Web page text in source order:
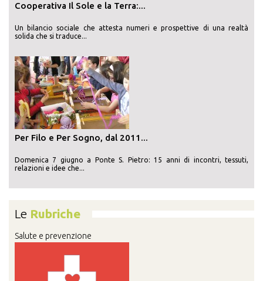
Cooperativa Il Sole e la Terra:...
Un bilancio sociale che attesta numeri e prospettive di una realtà
solida che si traduce...
Per Filo e Per Sogno, dal 2011...
Domenica 7 giugno a Ponte S. Pietro: 15 anni di incontri, tessuti,
relazioni e idee che...
Le Rubriche
Salute e prevenzione